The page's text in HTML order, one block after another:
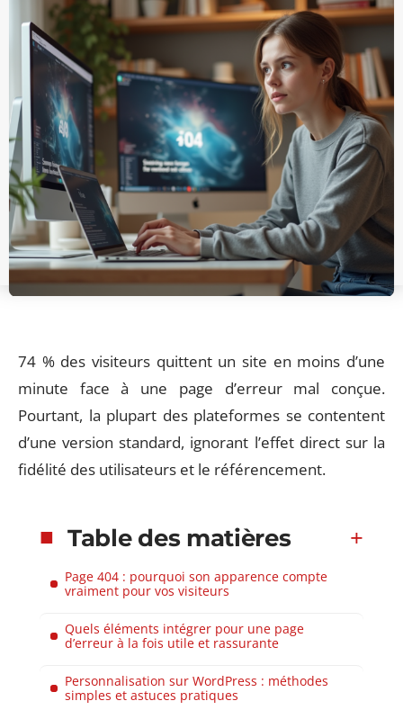
74 % des visiteurs quittent un site en moins d’une
minute face à une page d’erreur mal conçue.
Pourtant, la plupart des plateformes se contentent
d’une version standard, ignorant l’effet direct sur la
fidélité des utilisateurs et le référencement.
Table des matières
Page 404 : pourquoi son apparence compte
vraiment pour vos visiteurs
Quels éléments intégrer pour une page
d’erreur à la fois utile et rassurante
Personnalisation sur WordPress : méthodes
simples et astuces pratiques